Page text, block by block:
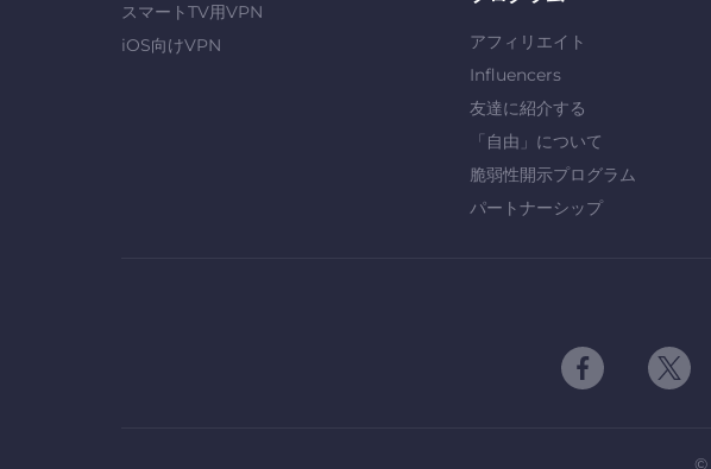
スマートTV用VPN
iOS向けVPN
アフィリエイト
Influencers
友達に紹介する
「自由」について
脆弱性開示プログラム
パートナーシップ
©